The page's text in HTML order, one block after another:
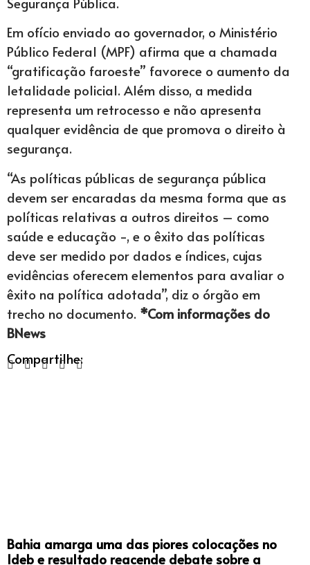
Em ofício enviado ao governador, o Ministério
Público Federal (MPF) afirma que a chamada
“gratificação faroeste” favorece o aumento da
letalidade policial. Além disso, a medida
representa um retrocesso e não apresenta
qualquer evidência de que promova o direito à
segurança.
“As políticas públicas de segurança pública
devem ser encaradas da mesma forma que as
políticas relativas a outros direitos – como
saúde e educação -, e o êxito das políticas
deve ser medido por dados e índices, cujas
evidências oferecem elementos para avaliar o
êxito na política adotada”, diz o órgão em
trecho no documento. *Com informações do
BNews
Compartilhe:
Bahia amarga uma das piores colocações no
Ideb e resultado reacende debate sobre a